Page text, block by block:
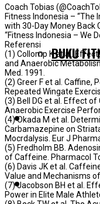
BUKU
TESTIMONIAL
BLOG
Coach Tobias
Fitness Indonesia – “The
with 30-Day Money Back
“Fitness Indonesia – We
Referensi
(1) Collomp K et al.
and Anaerobic
Med. 1991.
(2) Greer F et al. Caffine,
Repeated Wingate
(3) Bell DG et al. Effect
Anaerobic Exercise
(4) Okada M et al.
Carbamazepine on
Mocrdalysis. Eur J
(5) Fredholm BB.
of Caffeine. Pharmacol
(6) Davis JK et al.
Value and Mechanisms
(7) Jacobson BH et al.
Power in Elite Male